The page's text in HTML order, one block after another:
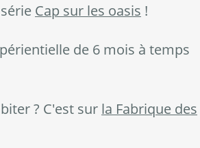
Cap sur les oasis !
de 6 mois à temps
? C'est sur la Fabrique des